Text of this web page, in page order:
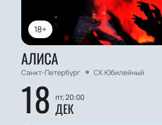
18+
АЛИСА
Санкт-Петербург СК Юбилейный
18 пт, 20:00
ДЕК